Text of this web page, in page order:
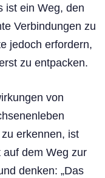
ist ein Weg, den
Verbindungen zu
jedoch erfordern,
zu entpacken.
von
erkennen, ist
dem Weg zur
denken: „Das